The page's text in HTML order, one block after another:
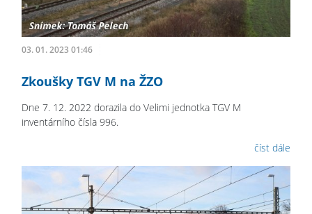
03. 01. 2023 01:46
Zkoušky TGV M na ŽZO
Dne 7. 12. 2022 dorazila do Velimi jednotka TGV M
inventárního čísla 996.
číst dále